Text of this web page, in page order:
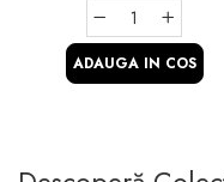
ADAUGA IN COS